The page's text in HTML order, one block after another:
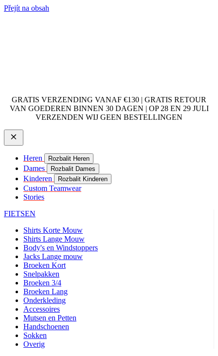
Přejít na obsah
GRATIS VERZENDING VANAF €130 | GRATIS RETOUR
VAN GOEDEREN BINNEN 30 DAGEN | OP 28 EN 29 JULI
VERZENDEN WIJ GEEN BESTELLINGEN
Heren Rozbalit Heren
Dames Rozbalit Dames
Kinderen Rozbalit Kinderen
Custom Teamwear
Stories
FIETSEN
Shirts Korte Mouw
Shirts Lange Mouw
Body's en Windstoppers
Jacks Lange mouw
Broeken Kort
Snelpakken
Broeken 3/4
Broeken Lang
Onderkleding
Accessoires
Mutsen en Petten
Handschoenen
Sokken
Overig